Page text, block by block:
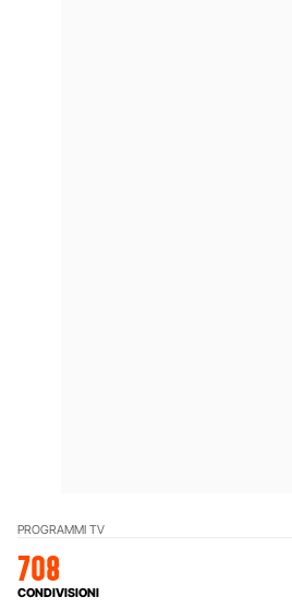
PROGRAMMI TV
708
CONDIVISIONI